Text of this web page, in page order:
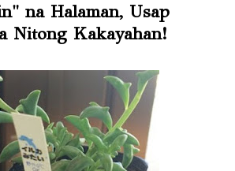
na Halaman, Usap
Nitong Kakayahan!